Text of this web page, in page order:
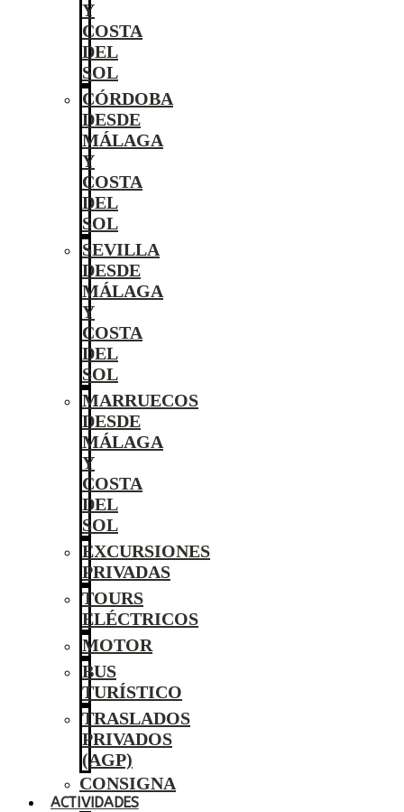
Y
COSTA
DEL
SOL
CÓRDOBA
DESDE
MÁLAGA
Y
COSTA
DEL
SOL
SEVILLA
DESDE
MÁLAGA
Y
COSTA
DEL
SOL
MARRUECOS
DESDE
MÁLAGA
Y
COSTA
DEL
SOL
EXCURSIONES
PRIVADAS
TOURS
ELÉCTRICOS
MOTOR
BUS
TURÍSTICO
TRASLADOS
PRIVADOS
(AGP)
CONSIGNA
ACTIVIDADES